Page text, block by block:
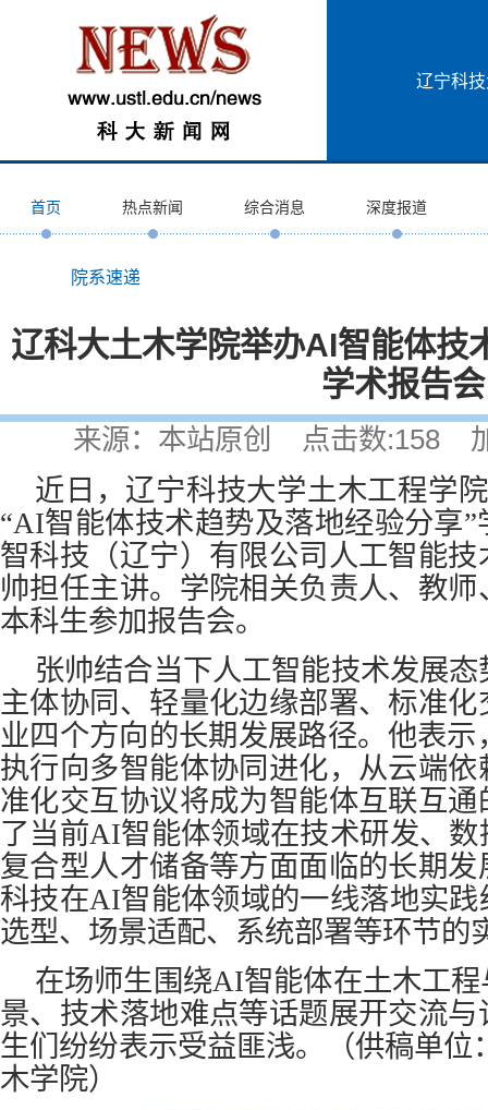
辽宁科
首页 热点新闻 综合消息 深度报道
院系速递
辽科大土木学院举办AI智能体技
学术报告会
来源：本站原创 点击数:158
近日，辽宁科技大学土木工程学
“AI智能体技术趋势及落地经验分享
智科技（辽宁）有限公司人工智能
帅担任主讲。学院相关负责人、教
本科生参加报告会。
张帅结合当下人工智能技术发展
主体协同、轻量化边缘部署、标准
业四个方向的长期发展路径。他表
执行向多智能体协同进化，从云端
准化交互协议将成为智能体互联互
了当前AI智能体领域在技术研发、
复合型人才储备等方面面临的长期
科技在AI智能体领域的一线落地实
选型、场景适配、系统部署等环节的
在场师生围绕AI智能体在土木工
景、技术落地难点等话题展开交流
生们纷纷表示受益匪浅。
（供稿单位
木学院）